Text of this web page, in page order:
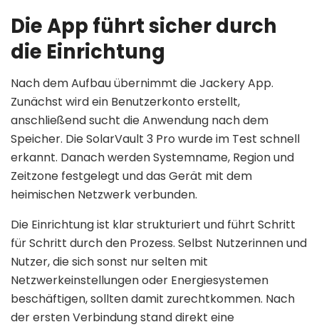
Die App führt sicher durch
die Einrichtung
Nach dem Aufbau übernimmt die Jackery App.
Zunächst wird ein Benutzerkonto erstellt,
anschließend sucht die Anwendung nach dem
Speicher. Die SolarVault 3 Pro wurde im Test schnell
erkannt. Danach werden Systemname, Region und
Zeitzone festgelegt und das Gerät mit dem
heimischen Netzwerk verbunden.
Die Einrichtung ist klar strukturiert und führt Schritt
für Schritt durch den Prozess. Selbst Nutzerinnen und
Nutzer, die sich sonst nur selten mit
Netzwerkeinstellungen oder Energiesystemen
beschäftigen, sollten damit zurechtkommen. Nach
der ersten Verbindung stand direkt eine